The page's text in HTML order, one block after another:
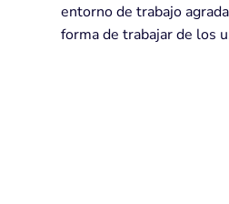
entorno de trabajo
forma de trabajar de los